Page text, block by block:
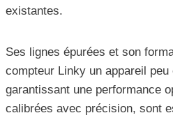
existantes.
Ses lignes épurées et son
compteur Linky un appareil
garantissant une performance
calibrées avec précision, sont